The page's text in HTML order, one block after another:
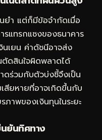
ยำ แต่ก็มีข้อจำกัดเมื่อ
แทรกแซงของธนาคาร
เยน ค่าดัชนีอาจส่ง
สินใจผิดพลาดได้
ดร่วมกับตัวบ่งชี้จึงเป็น
สียหายที่อาจเกิดขึ้นกับ
าพของเงินทุนในระยะ
ยันทิศทาง